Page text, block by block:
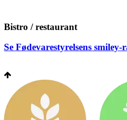
Bistro / restaurant
Se Fødevarestyrelsens